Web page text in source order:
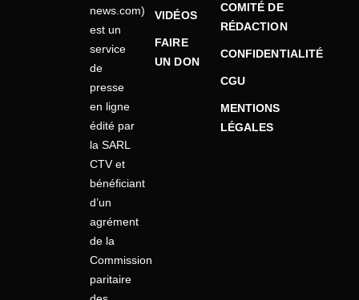
news.com)
est un
service
de
presse
en ligne
édité par
la SARL
CTV et
bénéficiant
d’un
agrément
de la
Commission
paritaire
VIDÉOS
FAIRE
UN DON
COMITÉ DE
RÉDACTION
CONFIDENTIALITÉ
CGU
MENTIONS
LÉGALES